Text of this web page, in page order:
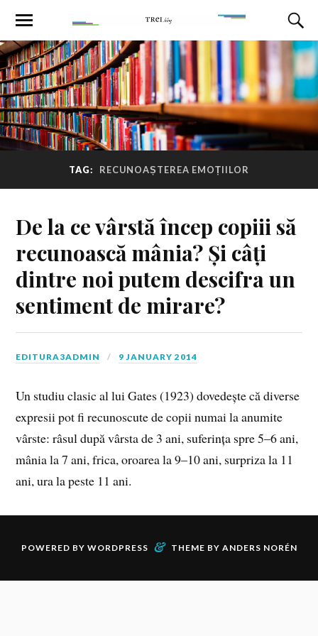
TAG: RECUNOAȘTEREA EMOȚIILOR
De la ce vârstă încep copiii să
recunoască mânia? Și câți
dintre noi putem descifra un
sentiment de mirare?
EDITURA3ADMIN 9 JANUARY 2014
Un studiu clasic al lui Gates (1923) dovedește că diverse
expresii pot fi recunoscute de copii numai la anumite
vârste: râsul după vârsta de 3 ani, suferința spre 5–6 ani,
mânia la 7 ani, frica, oroarea la 9–10 ani, surpriza la 11
ani, ura la peste 11 ani.
POWERED BY WORDPRESS & THEME BY ANDERS NORÉN